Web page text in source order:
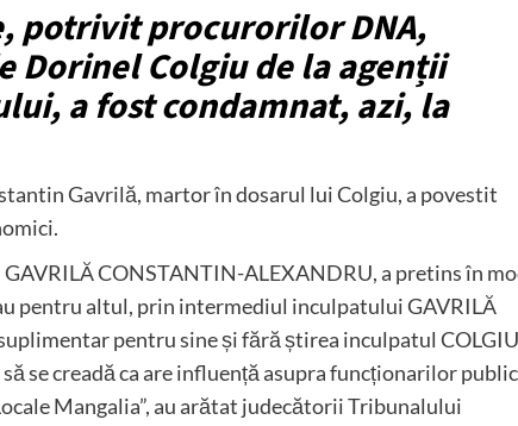
potrivit procurorilor DNA,
Dorinel Colgiu de la agenții
a fost condamnat, azi, la
Gavrilă, martor în dosarul lui Colgiu, a povestit
CONSTANTIN-ALEXANDRU, a pretins în
pentru altul, prin intermediul inculpatului GAVRILĂ
pentru sine și fără știrea inculpatul COLGIU
se creadă ca are influență asupra funcționarilor
Mangalia”, au arătat judecătorii Tribunalului